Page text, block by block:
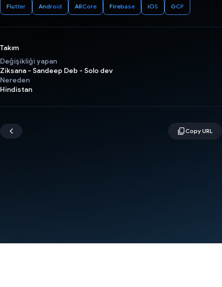
Flutter Android ARCore Firebase iOS GCP
Takım
Değişikliği yapan
Ziksana - Sandeep Deb - Solo dev
Nereden
Hindistan